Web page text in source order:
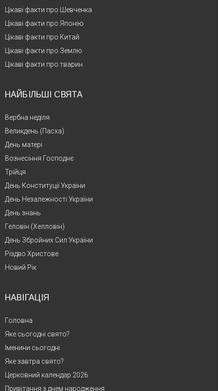
Цікаві факти про Шевченка
Цікаві факти про Японію
Цікаві факти про Китай
Цікаві факти про Землю
Цікаві факти про тварин
НАЙБІЛЬШІ СВЯТА
Вербна неділя
Великдень (Пасха)
День матері
Вознесіння Господнє
Трійця
День Конституції України
День Незалежності України
День знань
Геловін (Хелловін)
День Збройних Сил України
Різдво Христове
Новий Рік
НАВІГАЦІЯ
Головна
Яке сьогодні свято?
Іменини сьогодні
Яке завтра свято?
Церковний календар 2026
Привітання з днем народження